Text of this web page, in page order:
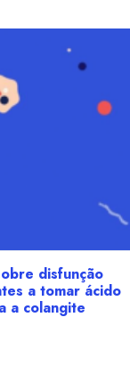
disfunção
a tomar ácido
a colangite